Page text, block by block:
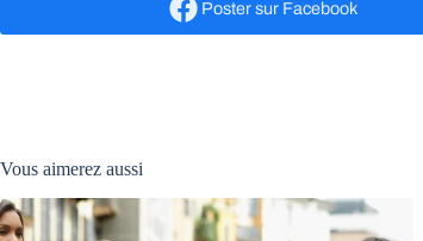
Postersur Facebook
Vous aimerez aussi